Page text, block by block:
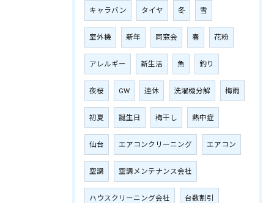
キャラバン タイヤ 冬 雪
室外機 新年 同窓会 春 花粉
アレルギー 新生活 魚 釣り
夜桜 GW 連休 洗濯機分解 梅雨
初夏 誕生日 梅干し 熱中症
仙台 エアコンクリーニング エアコン
空調 空調メンテナンス会社
ハウスクリーニング会社 台数割引